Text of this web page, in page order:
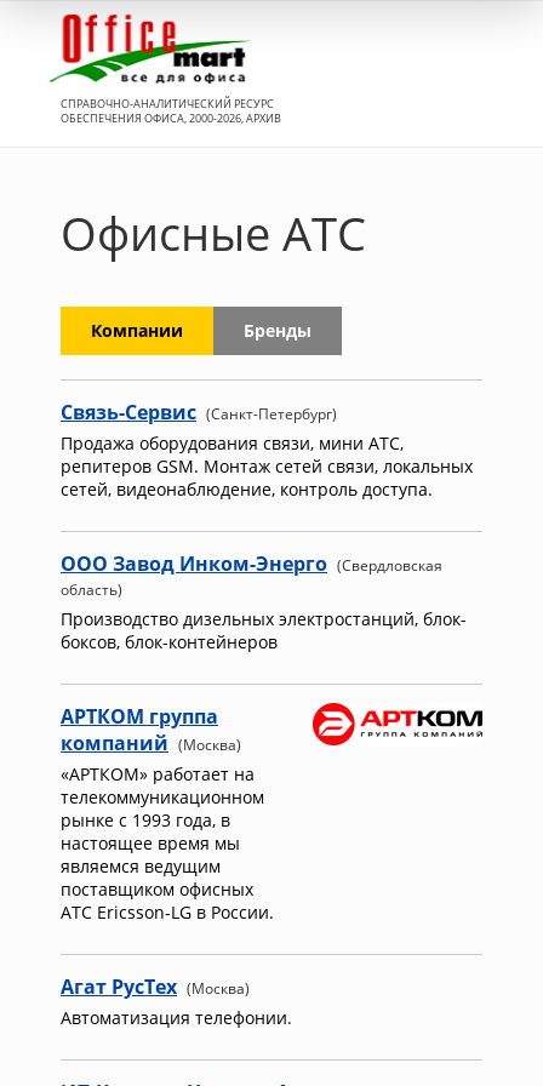
СПРАВОЧНО-АНАЛИТИЧЕСКИЙ РЕСУРС
ОБЕСПЕЧЕНИЯ ОФИСА, 2000-2026, АРХИВ
Офисные АТС
Компании Бренды
Связь-Сервис (Санкт-Петербург)
Продажа оборудования связи, мини АТС,
репитеров GSM. Монтаж сетей связи, локальных
сетей, видеонаблюдение, контроль доступа.
ООО Завод Инком-Энерго (Свердловская
область)
Производство дизельных электростанций, блок-
боксов, блок-контейнеров
АРТКОМ группа
компаний (Москва)
«АРТКОМ» работает на
телекоммуникационном
рынке с 1993 года, в
настоящее время мы
являемся ведущим
поставщиком офисных
АТС Ericsson-LG в России.
Агат РусТех (Москва)
Автоматизация телефонии.